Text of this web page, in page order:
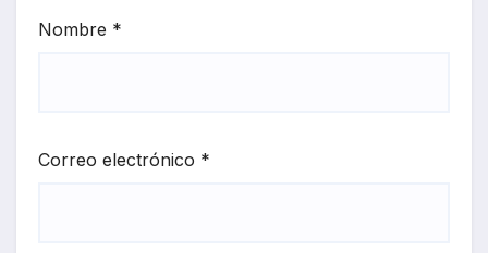
Nombre *
Correo electrónico *